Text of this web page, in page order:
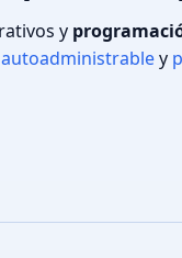
y
y